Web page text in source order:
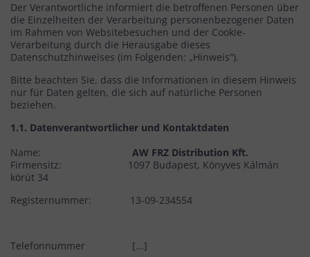
Der Verantwortliche informiert die betroffenen Personen über
die Einzelheiten der Verarbeitung personenbezogener Daten
im Rahmen von Websitebesuchen und der Cookie-
Verarbeitung durch die Herausgabe dieses
Datenschutzhinweises (im Folgenden: „Hinweis”).
Bitte beachten Sie, dass die Informationen in diesem Hinweis
nur für Daten gelten, die sich auf natürliche Personen
beziehen.
1.1. Datenverantwortlicher und Kontaktdaten
Name: AW FRZ Distribution Kft.
Firmensitz: 1097 Budapest, Könyves Kálmán
körút 34
Registernummer: 13-09-234554
Telefonnummer [...]